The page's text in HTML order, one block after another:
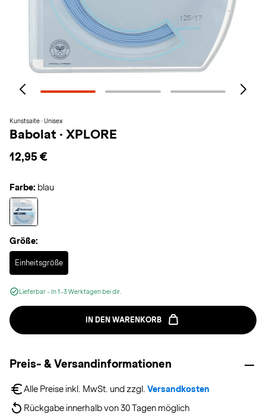
Kunstsaite · Unisex
Babolat · XPLORE
12,95 €
Farbe: blau
Größe:
Einheitsgröße
Selected
Lieferbar - In 1-3 Werktagen bei dir.
IN DEN WARENKORB
Preis- & Versandinformationen
Alle Preise inkl. MwSt. und zzgl. Versandkosten
Rückgabe innerhalb von 30 Tagen möglich